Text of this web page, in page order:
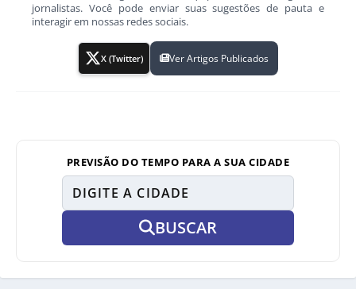
jornalistas. Você pode enviar suas sugestões de pauta e
interagir em nossas redes sociais.
X (Twitter) Ver Artigos Publicados
PREVISÃO DO TEMPO PARA A SUA CIDADE
BUSCAR